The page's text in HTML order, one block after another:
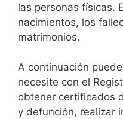
las personas físicas.
nacimientos, los
matrimonios.
A continuación
necesite con el
obtener certificados
y defunción, realizar